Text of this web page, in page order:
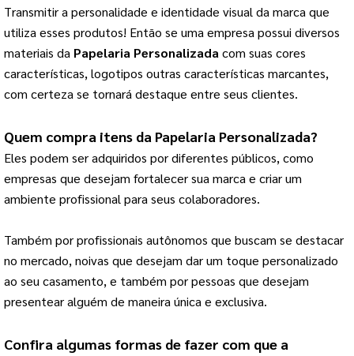
Transmitir a personalidade e identidade visual da marca que
utiliza esses produtos! Então se uma empresa possui diversos
materiais da Papelaria Personalizada com suas cores
características, logotipos outras características marcantes,
com certeza se tornará destaque entre seus clientes.
Quem compra itens da Papelaria Personalizada?
Eles podem ser adquiridos por diferentes públicos, como
empresas que desejam fortalecer sua marca e criar um
ambiente profissional para seus colaboradores.
Também por profissionais autônomos que buscam se destacar
no mercado, noivas que desejam dar um toque personalizado
ao seu casamento, e também por pessoas que desejam
presentear alguém de maneira única e exclusiva.